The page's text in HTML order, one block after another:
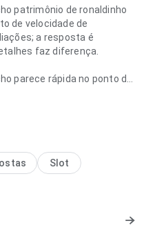
patrimônio de ronaldinho
de velocidade de
a resposta é
faz diferença.
parece rápida no ponto de
Esse equilíbrio
testar.
Slot